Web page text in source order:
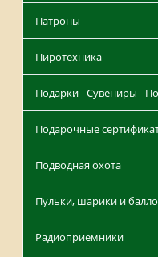
Патроны
Пиротехника
Подарки - Сувениры -
Подарочные
Подводная охота
Пульки, шарики и
Радиоприемники